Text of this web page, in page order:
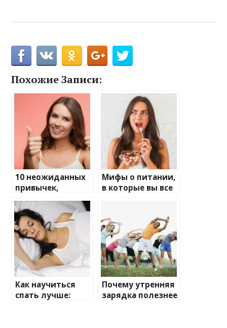
Похожие Записи:
10 неожиданных
привычек,
которые
улучшают
здоровье
Мифы о питании,
в которые вы все
Как научиться
спать лучше:
Почему утренняя
зарядка полезнее